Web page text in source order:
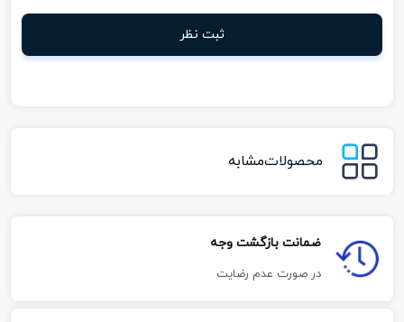
ثبت نظر
محصولاتمشابه
ضمانت بازگشت وجه
در صورت عدم رضایت